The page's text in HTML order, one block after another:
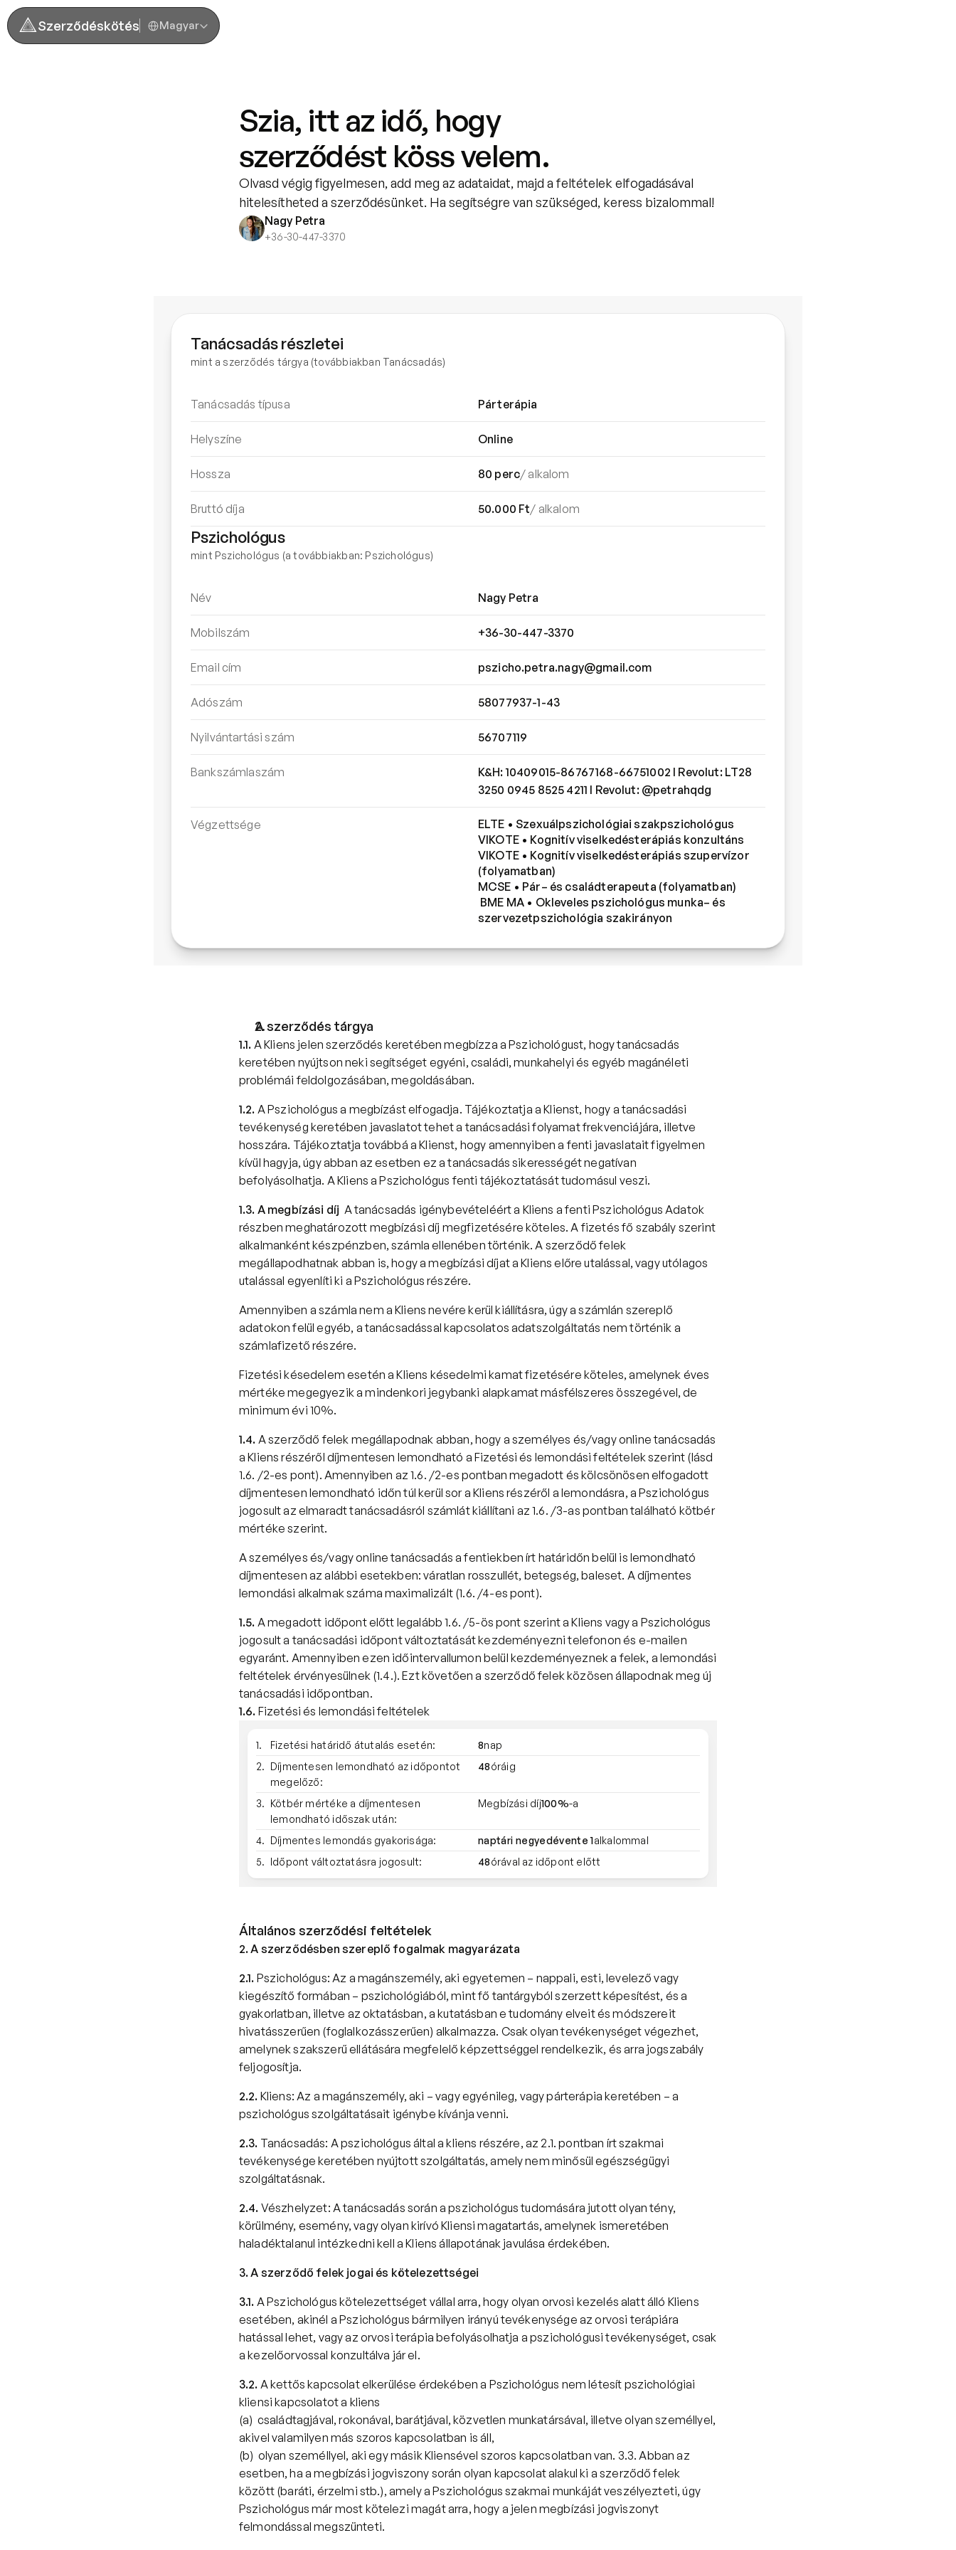
Szerződéskötés Magyar
Szia, itt az idő, hogy
szerződést köss velem.
Olvasd végig figyelmesen, add meg az adataidat, majd a feltételek elfogadásával
hitelesítheted a szerződésünket. Ha segítségre van szükséged, keress bizalommal!
Nagy Petra
+36-30-447-3370
Tanácsadás részletei
mint a szerződés tárgya (továbbiakban Tanácsadás)
Tanácsadás típusa Párterápia
Helyszíne Online
Hossza 80 perc/ alkalom
Bruttó díja 50.000 Ft/ alkalom
Pszichológus
mint Pszichológus (a továbbiakban: Pszichológus)
Név Nagy Petra
Mobilszám +36-30-447-3370
Email cím pszicho.petra.nagy@gmail.com
Adószám 58077937-1-43
Nyilvántartási szám 56707119
Bankszámlaszám
K&H: 10409015-86767168-66751002 I Revolut: LT28
3250 0945 8525 4211 I Revolut: @petrahqdg
Végzettsége
ELTE • Szexuálpszichológiai szakpszichológus
VIKOTE • Kognitív viselkedésterápiás konzultáns
VIKOTE • Kognitív viselkedésterápiás szupervízor
(folyamatban)
MCSE • Pár– és családterapeuta (folyamatban)
szervezetpszichológia szakirányon
A szerződés tárgya
1.1. A Kliens jelen szerződés keretében megbízza a Pszichológust, hogy tanácsadás
keretében nyújtson neki segítséget egyéni, családi, munkahelyi és egyéb magánéleti
problémái feldolgozásában, megoldásában.
1.2. A Pszichológus a megbízást elfogadja. Tájékoztatja a Klienst, hogy a tanácsadási
tevékenység keretében javaslatot tehet a tanácsadási folyamat frekvenciájára, illetve
hosszára. Tájékoztatja továbbá a Klienst, hogy amennyiben a fenti javaslatait figyelmen
kívül hagyja, úgy abban az esetben ez a tanácsadás sikerességét negatívan
befolyásolhatja. A Kliens a Pszichológus fenti tájékoztatását tudomásul veszi.
1.3. A megbízási díj
  A tanácsadás igénybevételéért a Kliens a fenti Pszichológus Adatok
részben meghatározott megbízási díj megfizetésére köteles. A fizetés fő szabály szerint
alkalmanként készpénzben, számla ellenében történik. A szerződő felek
megállapodhatnak abban is, hogy a megbízási díjat a Kliens előre utalással, vagy utólagos
utalással egyenlíti ki a Pszichológus részére.
Amennyiben a számla nem a Kliens nevére kerül kiállításra, úgy a számlán szereplő
adatokon felül egyéb, a tanácsadással kapcsolatos adatszolgáltatás nem történik a
számlafizető részére.
Fizetési késedelem esetén a Kliens késedelmi kamat fizetésére köteles, amelynek éves
mértéke megegyezik a mindenkori jegybanki alapkamat másfélszeres összegével, de
minimum évi 10%.
1.4. A szerződő felek megállapodnak abban, hogy a személyes és/vagy online tanácsadás
a Kliens részéről díjmentesen lemondható a Fizetési és lemondási feltételek szerint (lásd
1.6. /2-es pont). Amennyiben az 1.6. /2-es pontban megadott és kölcsönösen elfogadott
díjmentesen lemondható időn túl kerül sor a Kliens részéről a lemondásra, a Pszichológus
jogosult az elmaradt tanácsadásról számlát kiállítani az 1.6. /3-as pontban található kötbér
mértéke szerint.
A személyes és/vagy online tanácsadás a fentiekben írt határidőn belül is lemondható
díjmentesen az alábbi esetekben: váratlan rosszullét, betegség, baleset. A díjmentes
lemondási alkalmak száma maximalizált (1.6. /4-es pont).
1.5. A megadott időpont előtt legalább 1.6. /5-ös pont szerint a Kliens vagy a Pszichológus
jogosult a tanácsadási időpont változtatását kezdeményezni telefonon és e-mailen
egyaránt. Amennyiben ezen időintervallumon belül kezdeményeznek a felek, a lemondási
feltételek érvényesülnek (1.4.). Ezt követően a szerződő felek közösen állapodnak meg új
tanácsadási időpontban.
1.6. Fizetési és lemondási feltételek
1. Fizetési határidő átutalás esetén: 8nap
2. Díjmentesen lemondható az időpontot
megelőző:
48óráig
3. Kötbér mértéke a díjmentesen
lemondható időszak után:
Megbízási díj100%-a
4. Díjmentes lemondás gyakorisága: naptári negyedévente 1alkalommal
5. Időpont változtatásra jogosult: 48órával az időpont előtt
Általános szerződési feltételek
2. A szerződésben szereplő fogalmak magyarázata
2.1. Pszichológus: Az a magánszemély, aki egyetemen – nappali, esti, levelező vagy
kiegészítő formában – pszichológiából, mint fő tantárgyból szerzett képesítést, és a
gyakorlatban, illetve az oktatásban, a kutatásban e tudomány elveit és módszereit
hivatásszerűen (foglalkozásszerűen) alkalmazza. Csak olyan tevékenységet végezhet,
amelynek szakszerű ellátására megfelelő képzettséggel rendelkezik, és arra jogszabály
feljogosítja.
2.2. Kliens: Az a magánszemély, aki – vagy egyénileg, vagy párterápia keretében – a
pszichológus szolgáltatásait igénybe kívánja venni.
2.3. Tanácsadás: A pszichológus által a kliens részére, az 2.1. pontban írt szakmai
tevékenysége keretében nyújtott szolgáltatás, amely nem minősül egészségügyi
szolgáltatásnak.
2.4. Vészhelyzet: A tanácsadás során a pszichológus tudomására jutott olyan tény,
körülmény, esemény, vagy olyan kirívó Kliensi magatartás, amelynek ismeretében
haladéktalanul intézkedni kell a Kliens állapotának javulása érdekében.
3. A szerződő felek jogai és kötelezettségei
3.1. A Pszichológus kötelezettséget vállal arra, hogy olyan orvosi kezelés alatt álló Kliens
esetében, akinél a Pszichológus bármilyen irányú tevékenysége az orvosi terápiára
hatással lehet, vagy az orvosi terápia befolyásolhatja a pszichológusi tevékenységet, csak
a kezelőorvossal konzultálva jár el.
3.2. A kettős kapcsolat elkerülése érdekében a Pszichológus nem létesít pszichológiai
kliensi kapcsolatot a kliens
(a)  családtagjával, rokonával, barátjával, közvetlen munkatársával, illetve olyan személlyel,
akivel valamilyen más szoros kapcsolatban is áll,
(b)  olyan személlyel, aki egy másik Kliensével szoros kapcsolatban van. 3.3. Abban az
esetben, ha a megbízási jogviszony során olyan kapcsolat alakul ki a szerződő felek
között (baráti, érzelmi stb.), amely a Pszichológus szakmai munkáját veszélyezteti, úgy
Pszichológus már most kötelezi magát arra, hogy a jelen megbízási jogviszonyt
felmondással megszünteti.